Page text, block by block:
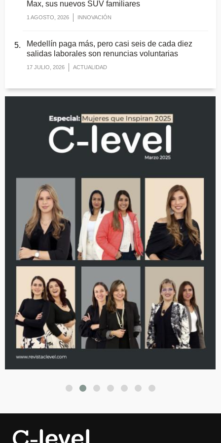
Max, sus nuevos SUV familiares
1 AGOSTO, 2026 INNOVACIÓN
Medellín paga más, pero casi seis de cada diez
salidas laborales son renuncias voluntarias
17 JULIO, 2026 ACTUALIDAD